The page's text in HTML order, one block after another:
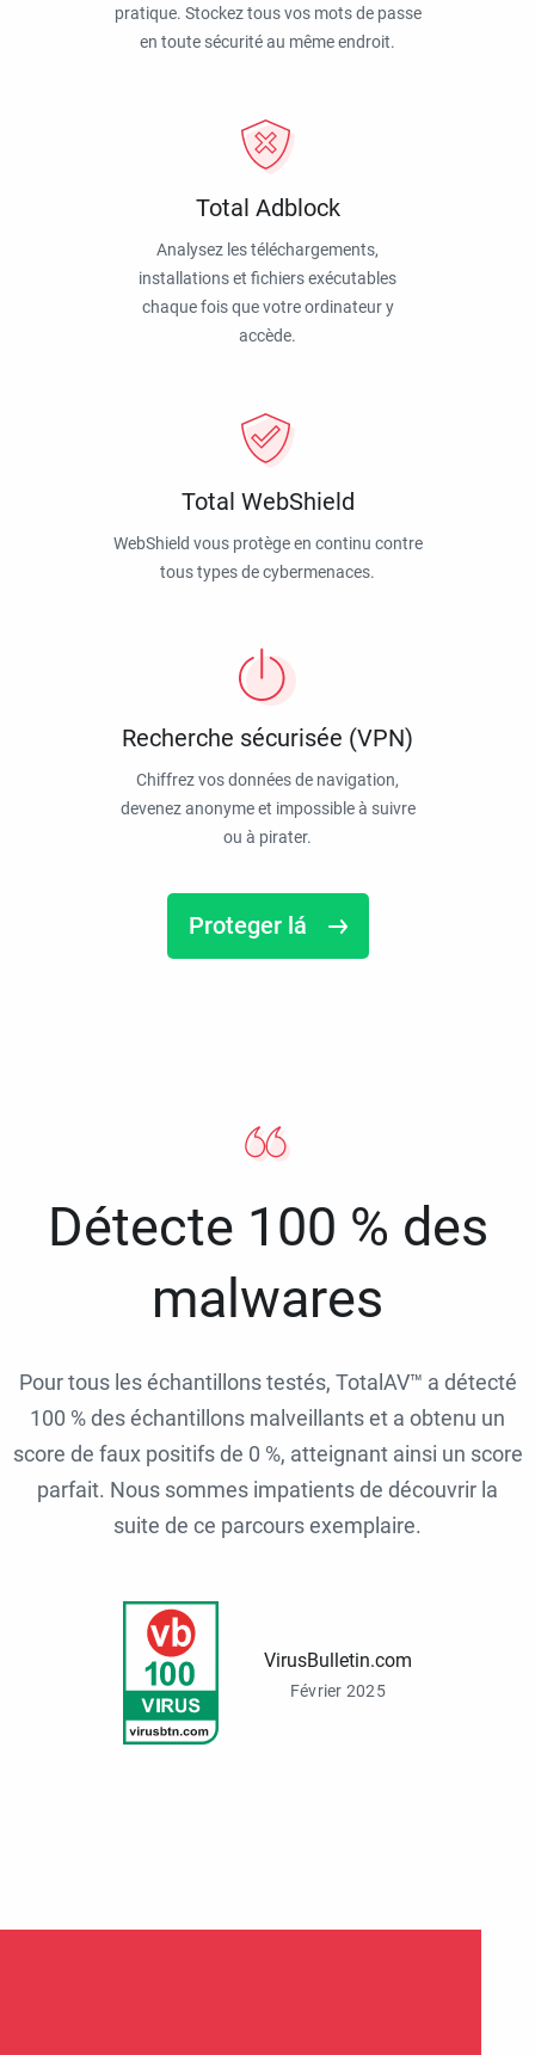
pratique. Stockez tous vos mots de passe
en toute sécurité au même endroit.
Total Adblock
Analysez les téléchargements,
installations et fichiers exécutables
chaque fois que votre ordinateur y
accède.
Total WebShield
WebShield vous protège en continu contre
tous types de cybermenaces.
Recherche sécurisée (VPN)
Chiffrez vos données de navigation,
devenez anonyme et impossible à suivre
ou à pirater.
Proteger lá
Détecte 100 % des
malwares
Pour tous les échantillons testés, TotalAV™ a détecté
100 % des échantillons malveillants et a obtenu un
score de faux positifs de 0 %, atteignant ainsi un score
parfait. Nous sommes impatients de découvrir la
suite de ce parcours exemplaire.
VirusBulletin.com
Février 2025